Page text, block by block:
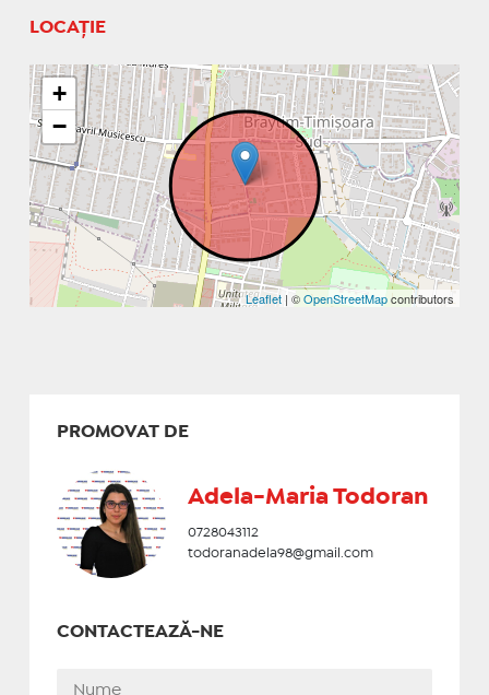
LOCAȚIE
+
−
Leaflet | ©OpenStreetMapcontributors
PROMOVAT DE
Adela-Maria Todoran
0728043112
todoranadela98@gmail.com
CONTACTEAZĂ-NE